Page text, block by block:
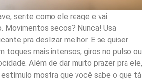
sente como ele reage e vai
Movimentos secos? Nunca! Usa
pra deslizar melhor. E se quiser
toques mais intensos, giros no pulso ou
Além de dar muito prazer pra ele,
estímulo mostra que você sabe o que tá